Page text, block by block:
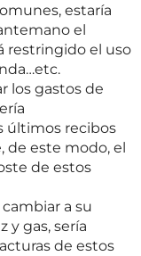
estaría
el
restringido el uso
los gastos de
últimos recibos
de este modo, el
de estos
a su
y gas, sería
de estos